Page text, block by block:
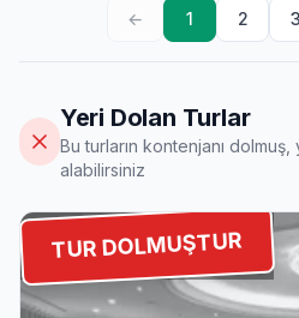
← 1 2 3
Yeri Dolan Turlar
Bu turların kontenjanı dolmuş,
alabilirsiniz
TUR DOLMUŞTUR